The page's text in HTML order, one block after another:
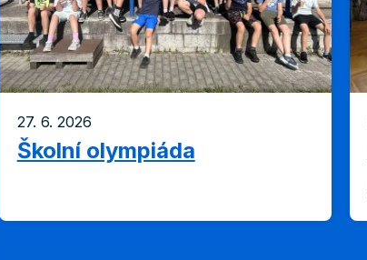
27. 6. 2026
Školní olympiáda